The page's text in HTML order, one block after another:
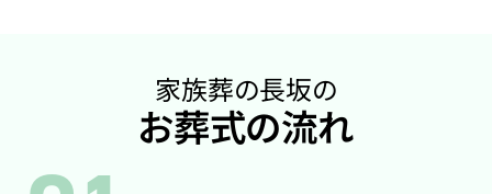
家族葬の長坂の
お葬式の流れ